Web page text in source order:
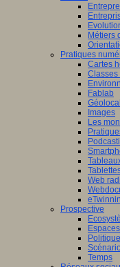
Métiers
Pratiques
Cartes
Classes
Fablab
Images
Les
Web
Prospective
Espaces
Temps